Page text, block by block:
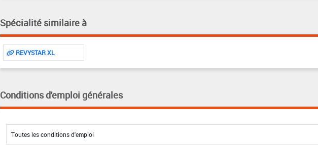
Spécialité similaire à
REVYSTAR XL
Conditions d'emploi générales